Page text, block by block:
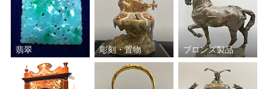
翡翠 彫刻・置物 ブロンズ製品